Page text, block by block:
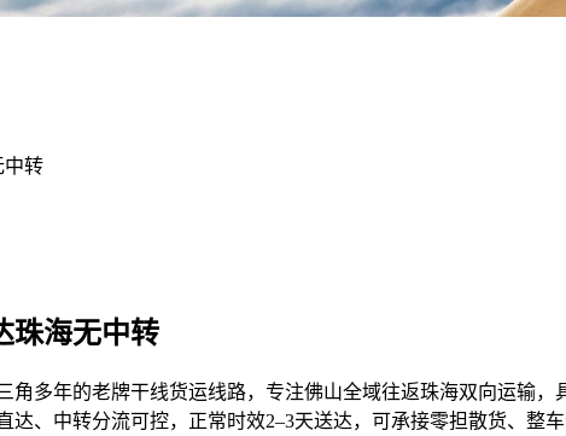
中转
珠海无中转
角多年的老牌干线货运线路，专注佛山全域往返珠海双向运输
达、中转分流可控，正常时效2–3天送达，可承接零担散货、